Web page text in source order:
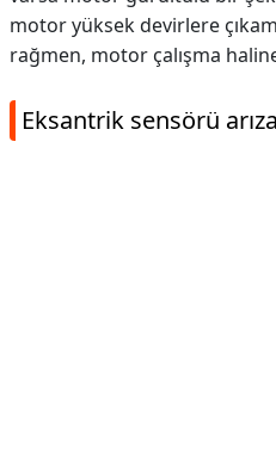
motor yüksek devirlere
rağmen, motor çalışma
Eksantrik sensörü